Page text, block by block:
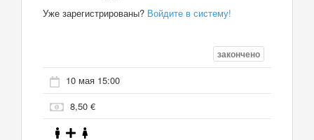
Уже зарегистрированы? Войдите в систему!
закончено
10 мая 15:00
8,50 €